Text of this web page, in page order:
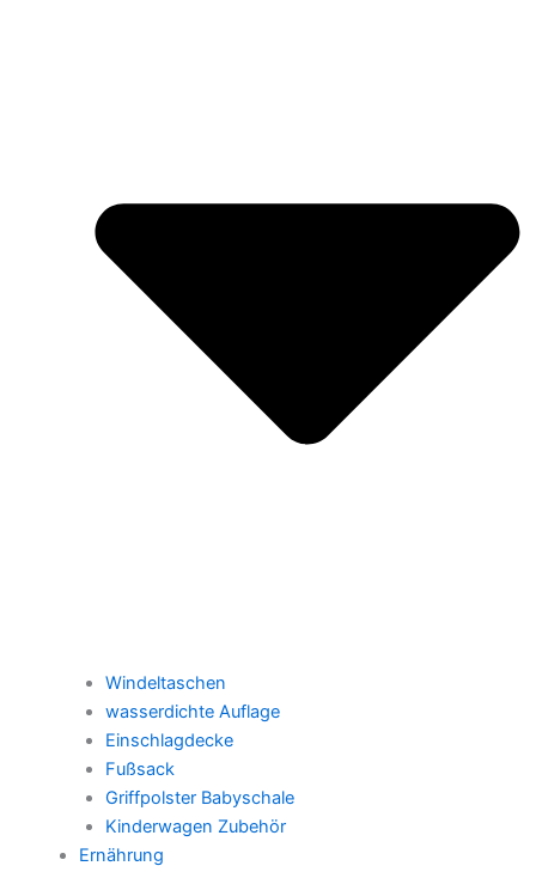
Windeltaschen
wasserdichte Auflage
Einschlagdecke
Fußsack
Griffpolster Babyschale
Kinderwagen Zubehör
Ernährung